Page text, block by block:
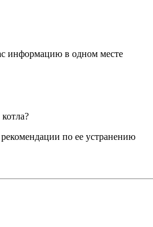
информацию в одном месте
по ее устранению